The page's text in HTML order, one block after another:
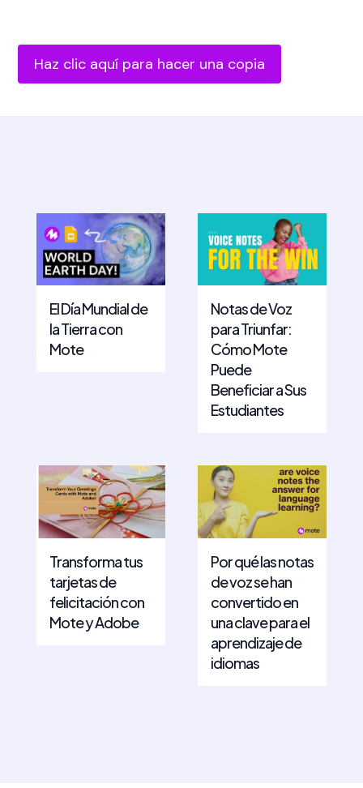
Haz clic aquí para hacer una copia
El Día Mundial de
la Tierra con
Mote
Notas de Voz
para Triunfar:
Cómo Mote
Puede
Beneficiar a Sus
Estudiantes
Transforma tus
tarjetas de
felicitación con
Mote y Adobe
Por qué las notas
de voz se han
convertido en
una clave para el
aprendizaje de
idiomas